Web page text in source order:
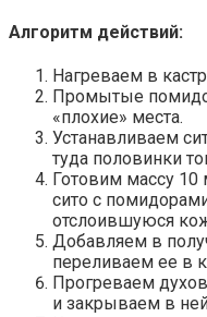
Алгоритм действий:
Нагреваем в
Промытые
«плохие» места.
Устанавливаем
туда половинки
Готовим массу
сито с
отслоившуюся
Добавляем в
переливаем ее в
Прогреваем
и закрываем в